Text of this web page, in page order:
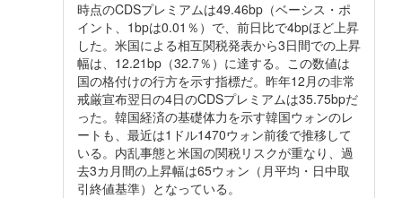
時点のCDSプレミアムは49.46bp（ベーシス・ポ
イント、1bpは0.01％）で、前日比で4bpほど上昇
した。米国による相互関税発表から3日間での上昇
幅は、12.21bp（32.7％）に達する。この数値は
国の格付けの行方を示す指標だ。昨年12月の非常
戒厳宣布翌日の4日のCDSプレミアムは35.75bpだ
った。韓国経済の基礎体力を示す韓国ウォンのレ
ートも、最近は1ドル1470ウォン前後で推移して
いる。内乱事態と米国の関税リスクが重なり、過
去3カ月間の上昇幅は65ウォン（月平均・日中取
引終値基準）となっている。